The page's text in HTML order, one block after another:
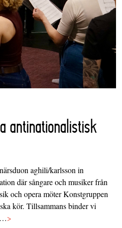
antinationalistisk
aghili/karlsson in
där sångare och musiker från
och opera möter Konstgruppen
kör. Tillsammans binder vi
>